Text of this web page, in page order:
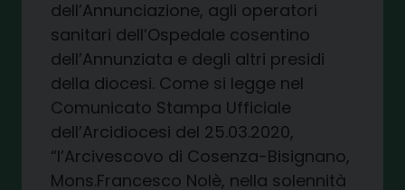
dell’Annunciazione, agli operatori
sanitari dell’Ospedale cosentino
dell’Annunziata e degli altri presidi
della diocesi. Come si legge nel
Comunicato Stampa Ufficiale
dell’Arcidiocesi del 25.03.2020,
“l’Arcivescovo di Cosenza-Bisignano,
Mons.Francesco Nolè, nella solennità